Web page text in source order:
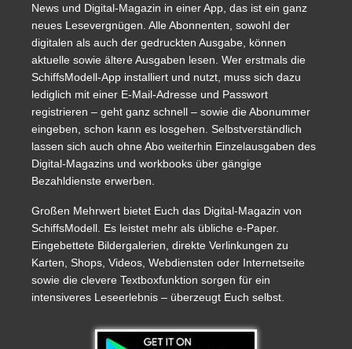
News und Digital-Magazin in einer App, das ist ein ganz
neues Lesevergnügen. Alle Abonnenten, sowohl der
digitalen als auch der gedruckten Ausgabe, können
aktuelle sowie ältere Ausgaben lesen. Wer erstmals die
SchiffsModell-App installiert und nutzt, muss sich dazu
lediglich mit einer E-Mail-Adresse und Passwort
registrieren – geht ganz schnell – sowie die Abonummer
eingeben, schon kann es losgehen. Selbstverständlich
lassen sich auch ohne Abo weiterhin Einzelausgaben des
Digital-Magazins und workbooks über gängige
Bezahldienste erwerben.
Großen Mehrwert bietet Euch das Digital-Magazin von
SchiffsModell. Es leistet mehr als übliche e-Paper.
Eingebettete Bildergalerien, direkte Verlinkungen zu
Karten, Shops, Videos, Webdiensten oder Internetseite
sowie die clevere Textboxfunktion sorgen für ein
intensiveres Leseerlebnis – überzeugt Euch selbst.